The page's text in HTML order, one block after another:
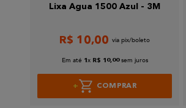
Lixa Agua 1500 Azul - 3M
R$ 10,00
Em até 1 x R$ 10,00 sem juros
COMPRAR